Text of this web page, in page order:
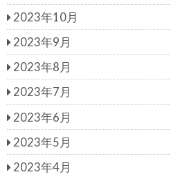
2023年10月
2023年9月
2023年8月
2023年7月
2023年6月
2023年5月
2023年4月